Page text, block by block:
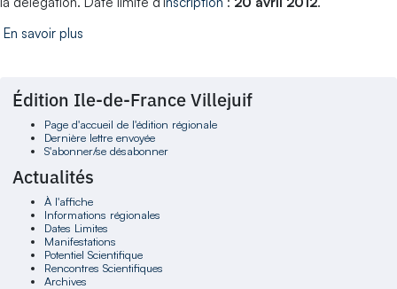
En savoir plus
Édition Ile-de-France Villejuif
Page d'accueil de l'édition régionale
Dernière lettre envoyée
S'abonner/se désabonner
Actualités
À l'affiche
Informations régionales
Dates Limites
Manifestations
Potentiel Scientifique
Rencontres Scientifiques
Archives